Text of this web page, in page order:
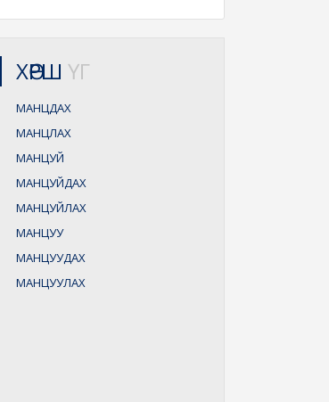
ХӨРШ ҮГ
МАНЦДАХ
МАНЦЛАХ
МАНЦУЙ
МАНЦУЙДАХ
МАНЦУЙЛАХ
МАНЦУУ
МАНЦУУДАХ
МАНЦУУЛАХ